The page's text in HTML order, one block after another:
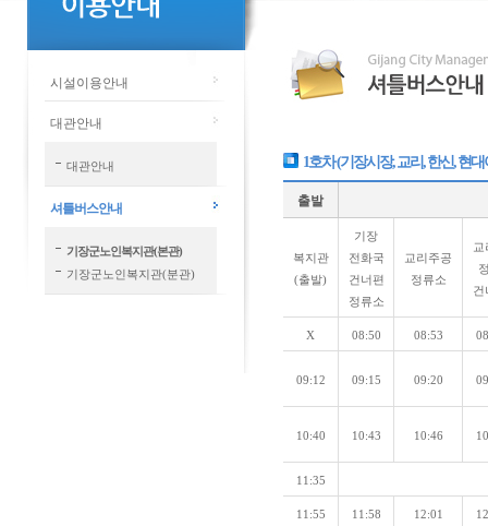
시설이용안내
대관안내
대관안내
셔틀버스안내
기장군노인복지관(본관)
기장군노인복지관(분관)
1호차 (기장시장, 교리, 한신, 현
출발
복지관
(출발)
기장
전화국
건너편
정류소
교리주공
정류소
교
건
X 08:50 08:53
09:12 09:15 09:20
10:40 10:43 10:46
11:35
11:55 11:58 12:01